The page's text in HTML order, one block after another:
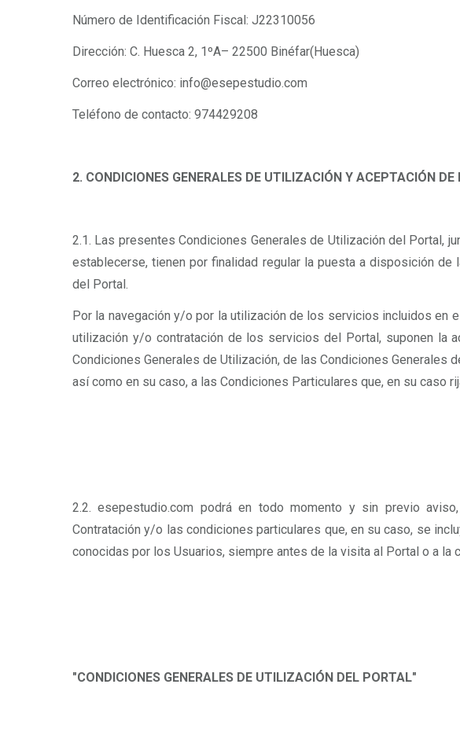
Número de Identificación Fiscal: J22310056
Dirección: C. Huesca 2, 1ºA– 22500 Binéfar(Huesca)
Correo electrónico: info@esepestudio.com
Teléfono de contacto: 974429208
2. CONDICIONES GENERALES DE UTILIZACIÓN Y ACEPTACIÓN
2.1. Las presentes Condiciones Generales de Utilización del Portal,
establecerse, tienen por finalidad regular la puesta a disposición
del Portal.
Por la navegación y/o por la utilización de los servicios incluidos en
utilización y/o contratación de los servicios del Portal, suponen la
Condiciones Generales de Utilización, de las Condiciones
así como en su caso, a las Condiciones Particulares que, en su
2.2. esepestudio.com podrá en todo momento y sin previo
Contratación y/o las condiciones particulares que, en su caso, se
conocidas por los Usuarios, siempre antes de la visita al Portal o a
"CONDICIONES GENERALES DE UTILIZACIÓN DEL PORTAL"